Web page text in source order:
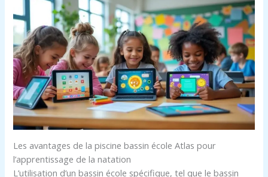
Les avantages de la piscine bassin école Atlas pour
l’apprentissage de la natation
L’utilisation d’un bassin école spécifique, tel que le bassin